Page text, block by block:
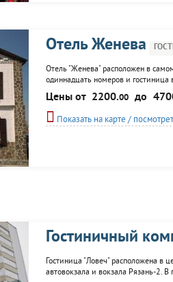
Отель Женева
Отель "Женева" расположен в
одиннадцать номеров и
Проведение деловых встреч,
гости отеля найдут халат и...
Цены от 2200.00 до
Показать на карте /
Гостиничный
Гостиница "Ловеч" расположена в
автовокзала и вокзала Рязань-2.